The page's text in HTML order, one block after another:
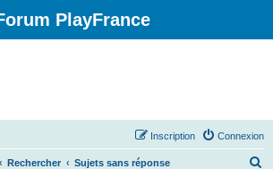
PlayFrance
Connexion
Inscription
Rechercher Sujets sans réponse